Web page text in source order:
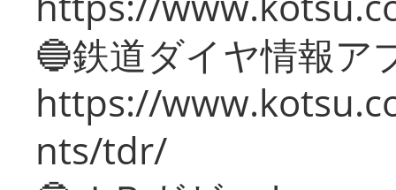
🔵鉄道ダイヤ情報ア
https://
nts/tdr/